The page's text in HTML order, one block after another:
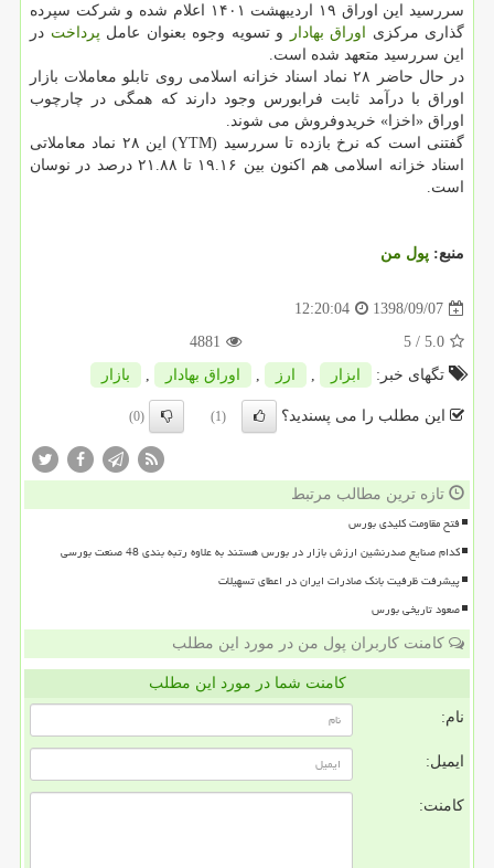
سررسید این اوراق ۱۹ اردیبهشت ۱۴۰۱ اعلام شده و شركت سپرده
گذاری مركزی اوراق بهادار و تسویه وجوه بعنوان عامل پرداخت در
این سررسید متعهد شده است.
در حال حاضر ۲۸ نماد اسناد خزانه اسلامی روی تابلو معاملات بازار
اوراق با درآمد ثابت فرابورس وجود دارند كه همگی در چارچوب
اوراق «اخزا» خریدوفروش می شوند.
گفتنی است كه نرخ بازده تا سررسید (YTM) این ۲۸ نماد معاملاتی
اسناد خزانه اسلامی هم اكنون بین ۱۹.۱۶ تا ۲۱.۸۸ درصد در نوسان
است.
منبع: پول من
1398/09/07
12:20:04
5.0
/ 5
4881
تگهای خبر:
ابزار , ارز , اوراق بهادار , بازار
این مطلب را می پسندید؟ (1)
(0)
تازه ترین مطالب مرتبط
فتح مقاومت کلیدی بورس
کدام صنایع صدرنشین ارزش بازار در بورس هستند به علاوه رتبه بندی 48 صنعت بورسی
پیشرفت ظرفیت بانک صادرات ایران در اعطای تسهیلات
صعود تاریخی بورس
کامنت کاربران پول من در مورد این مطلب
کامنت شما در مورد این مطلب
نام:
ایمیل:
کامنت: